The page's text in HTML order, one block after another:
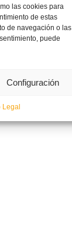
las cookies para
de estas
de navegación o las
puede
Configuración
Legal